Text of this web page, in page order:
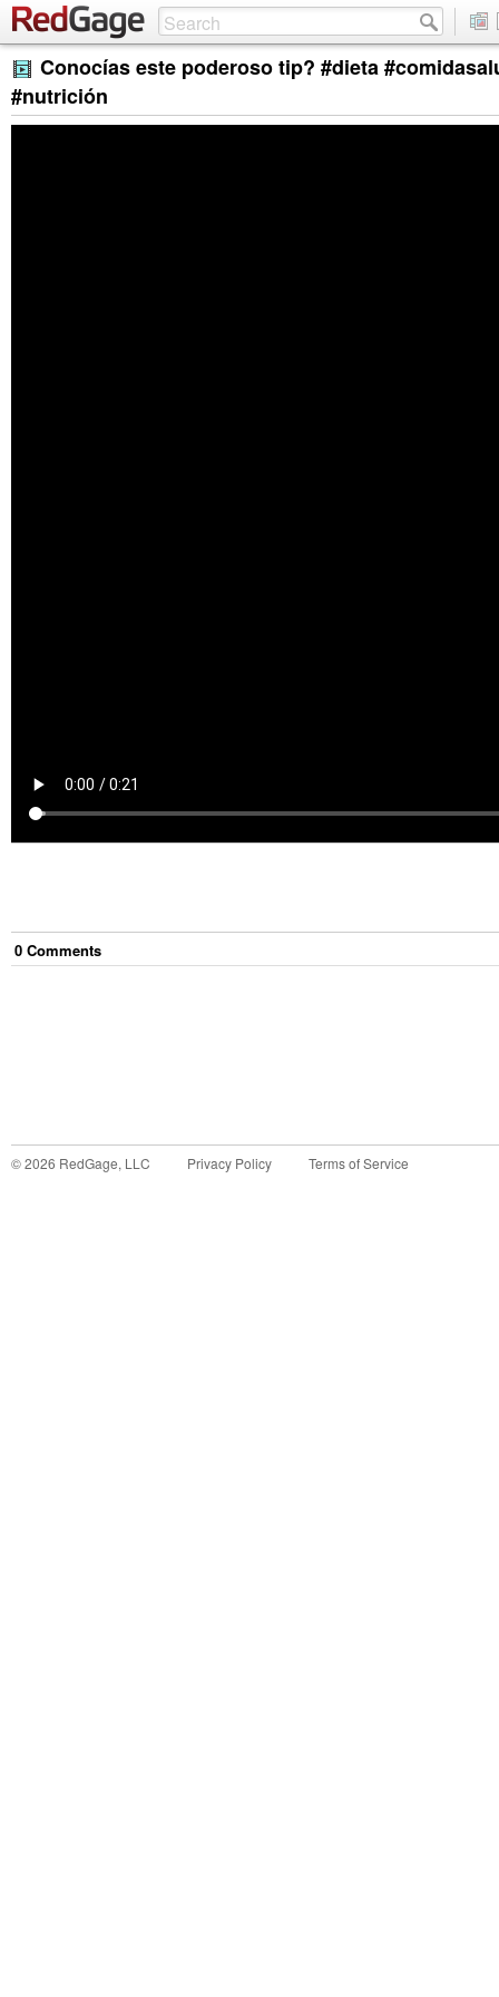
Conocías este poderoso tip? #dieta
#nutrición
0 Comments
©2026 RedGage, LLC Privacy Policy Terms of Service